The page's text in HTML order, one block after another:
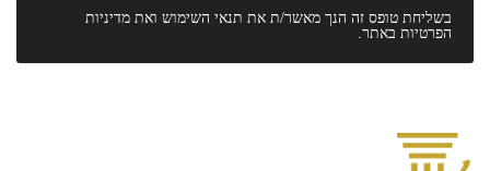
בשליחת טופס זה הנך מאשר/ת את תנאי השימוש ואת מדיניות
הפרטיות באתר.